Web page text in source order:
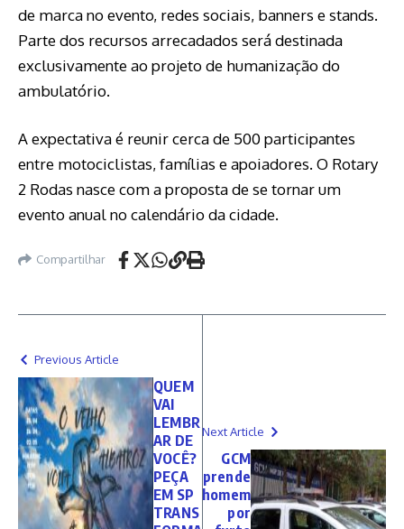
de marca no evento, redes sociais, banners e stands.
Parte dos recursos arrecadados será destinada
exclusivamente ao projeto de humanização do
ambulatório.
A expectativa é reunir cerca de 500 participantes
entre motociclistas, famílias e apoiadores. O Rotary
2 Rodas nasce com a proposta de se tornar um
evento anual no calendário da cidade.
Compartilhar
Previous Article
QUEM
VAI
LEMBR
AR DE
VOCÊ?
PEÇA
EM SP
TRANS
Next Article
GCM
prende
homem
por